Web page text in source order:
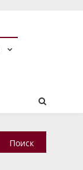
Найти: